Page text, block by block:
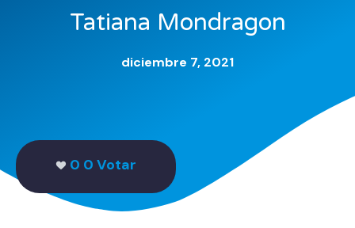
Tatiana Mondragon
diciembre 7, 2021
0 0 Votar